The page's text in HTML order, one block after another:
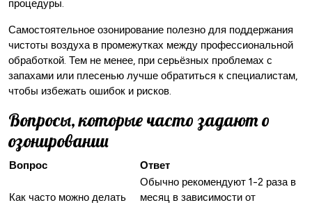
процедуры.
Самостоятельное озонирование полезно для поддержания
чистоты воздуха в промежутках между профессиональной
обработкой. Тем не менее, при серьёзных проблемах с
запахами или плесенью лучше обратиться к специалистам,
чтобы избежать ошибок и рисков.
Вопросы, которые часто задают о
озонировании
Вопрос Ответ
Как часто можно делать
Обычно рекомендуют 1-2 раза в
месяц в зависимости от